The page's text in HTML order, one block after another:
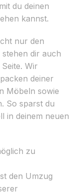
du deinen
kannst.
nur den
dir auch
Wir
deiner
Möbeln sowie
So sparst du
in deinem neuen
zu
den Umzug